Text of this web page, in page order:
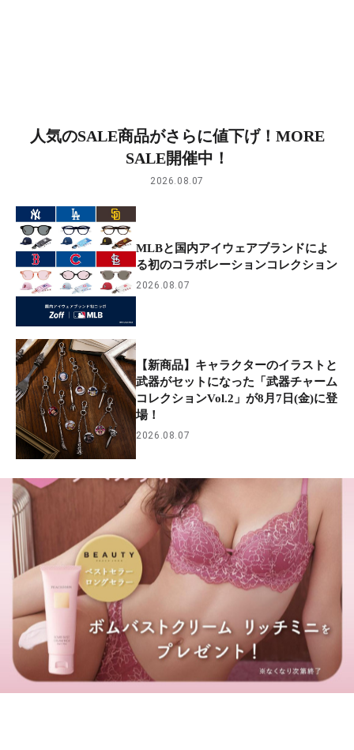
人気のSALE商品がさらに値下げ！MORE
SALE開催中！
2026.08.07
MLBと国内アイウェアブランドによ
る初のコラボレーションコレクション
2026.08.07
【新商品】キャラクターのイラストと
武器がセットになった「武器チャーム
コレクションVol.2」が8月7日(金)に登
場！
2026.08.07